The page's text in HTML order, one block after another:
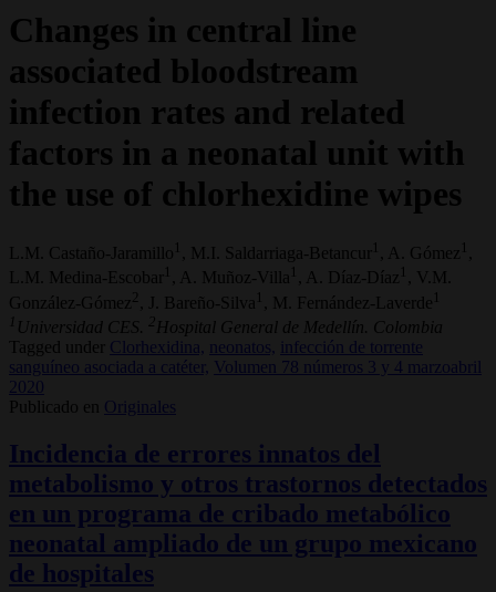
Changes in central line
associated bloodstream
infection rates and related
factors in a neonatal unit with
the use of chlorhexidine wipes
L.M. Castaño-Jaramillo 1 , M.I. Saldarriaga-Betancur 1 , A. Gómez 1
L.M. Medina-Escobar 1 , A. Muñoz-Villa 1 , A. Díaz-Díaz 1
, V.M.
González-Gómez
, J. Bareño-Silva 1 , M. Fernández-Laverde 1
1 Universidad CES. 2 Hospital General de Medellín. Colombia
Tagged under
Clorhexidina, neonatos,
infección de torrente
sanguíneo asociada a catéter,
Volumen 78 números 3 y 4 marzoabril
2020
Publicado en
Originales
Incidencia de errores innatos del
metabolismo y otros trastornos detectados
en un programa de cribado metabólico
neonatal ampliado de un grupo mexicano
de hospitales